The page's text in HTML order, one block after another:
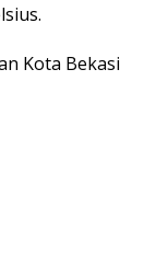
Kota Bekasi